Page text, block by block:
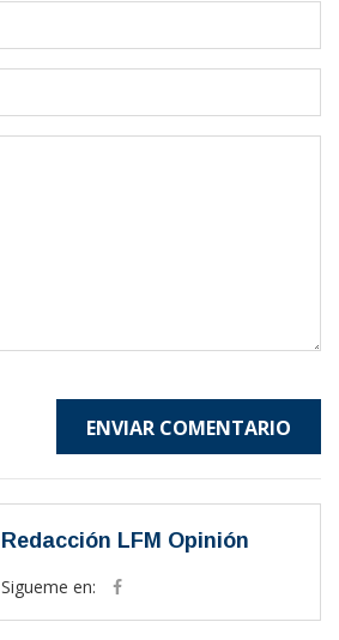
ENVIAR COMENTARIO
Redacción LFM Opinión
Sigueme en: